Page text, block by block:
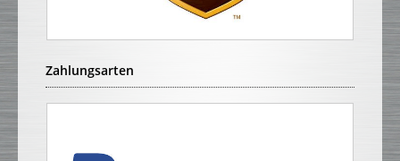
Zahlungsarten